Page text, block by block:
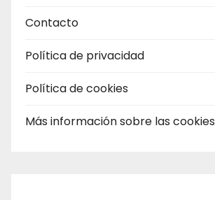
Contacto
Política de privacidad
Política de cookies
Más información sobre las cookies